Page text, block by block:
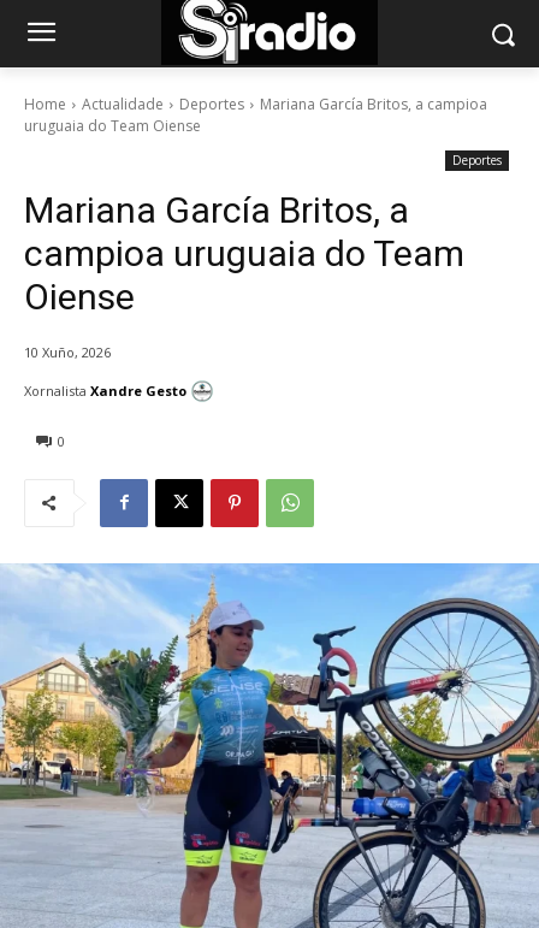
Home Actualidade Deportes
Mariana García Britos, a campioa
uruguaia do Team Oiense
Deportes
Mariana García Britos, a
campioa uruguaia do Team
Oiense
10 Xuño, 2026
0
Xornalista Xandre Gesto